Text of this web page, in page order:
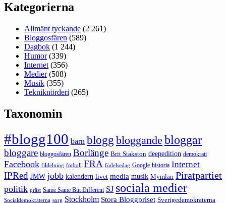
Kategorierna
Allmänt tyckande (2 261)
Bloggosfären (589)
Dagbok (1 244)
Humor(339)
Internet (356)
Medier(508)
Musik (355)
Tekniknörderi (265)
Taxonomin
#blogg100 barn blogg bloggande bloggar
bloggare bloggosfären Borlänge Brit Stakston deepedition demokrati
Facebook fildelning fotboll FRA födelsedag Google historia Internet
IPRed JMW jobb kalendern livet media musik Mymlan Piratpartiet
politik präst Same Same But Different SJ sociala medier
Socialdemokraterna sorg Stockholm Stora Bloggpriset Sverigedemokraterna